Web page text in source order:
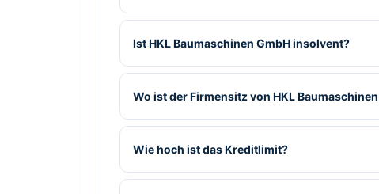
Ist HKL Baumaschinen GmbH insolvent?
Wo ist der Firmensitz von HKL
Wie hoch ist das Kreditlimit?